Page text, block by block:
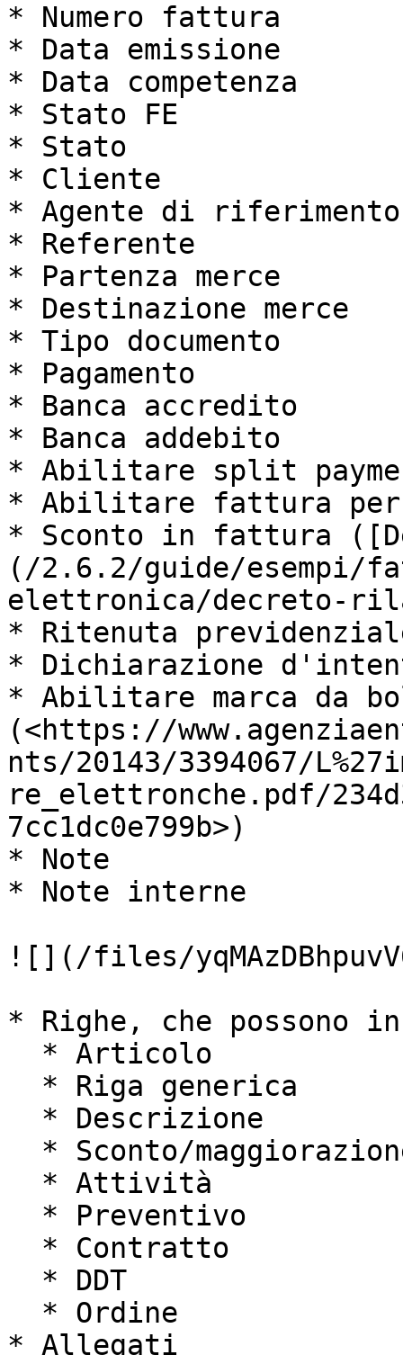
* Numero fattura
* Data emissione
* Data competenza
* Stato FE
* Stato
* Cliente
* Agente di riferimento
* Referente
* Partenza merce
* Destinazione merce
* Tipo documento
* Pagamento
* Banca accredito
* Banca addebito
* Abilitare split
* Abilitare fattura
* Sconto in fattura
(/2.6.2/guide/esempi/
elettronica/decreto-
* Ritenuta
* Dichiarazione
* Abilitare marca da
(<https://
nts/20143/3394067/
re_elettronche.pdf/
7cc1dc0e799b>)
* Note
* Note interne
![](/files/
* Righe, che possono
* Allegati